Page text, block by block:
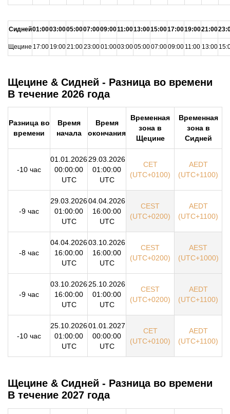
Сидней01:0003:0005:0007:0009:0011:0013:0015:0017:0019:0021:00
Щецине 17:00 19:0021:0023:0001:0003:0005:0007:0009:00 11:00 13:00
Щецине & Сидней - Разница во времени
В течение 2026 года
Разница во
времени
Время
начала
Время
окончания
Временная
зона в
Щецине
Временная
зона в
Сидней
-10 час
01.01.2026
00:00:00
UTC
29.03.2026
01:00:00
UTC
CET
(UTC+0100)
AEDT
(UTC+1100)
-9 час
29.03.2026
01:00:00
UTC
04.04.2026
16:00:00
UTC
CEST
(UTC+0200)
AEDT
(UTC+1100)
-8 час
04.04.2026
16:00:00
UTC
03.10.2026
16:00:00
UTC
CEST
(UTC+0200)
AEST
(UTC+1000)
-9 час
03.10.2026
16:00:00
UTC
25.10.2026
01:00:00
UTC
CEST
(UTC+0200)
AEDT
(UTC+1100)
-10 час
25.10.2026
01:00:00
UTC
01.01.2027
00:00:00
UTC
CET
(UTC+0100)
AEDT
(UTC+1100)
Щецине & Сидней - Разница во времени
В течение 2027 года